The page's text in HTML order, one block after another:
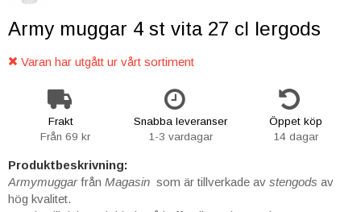
Army muggar 4 st vita 27 cl lergods
Varan har utgått ur vårt sortiment
Frakt
Från 69 kr
Snabba leveranser
1-3 vardagar
Öppet köp
14 dagar
Produktbeskrivning:
Armymuggarfrån Magasin som är tillverkade av stengods av
hög kvalitet.